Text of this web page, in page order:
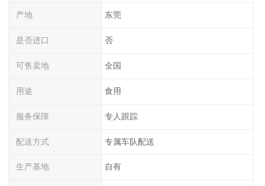
产地 东莞
是否进口 否
可售卖地 全国
用途 食用
服务保障 专人跟踪
配送方式 专属车队配送
生产基地 自有